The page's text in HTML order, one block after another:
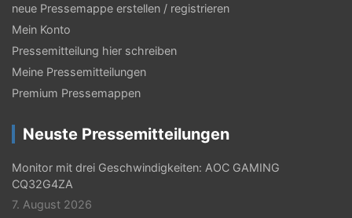
neue Pressemappe erstellen / registrieren
Mein Konto
Pressemitteilung hier schreiben
Meine Pressemitteilungen
Premium Pressemappen
Neuste Pressemitteilungen
Monitor mit drei Geschwindigkeiten: AOC GAMING
CQ32G4ZA
7. August 2026